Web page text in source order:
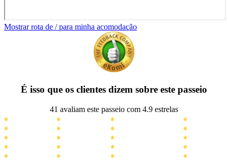
Mostrar rota de / para minha acomodação
É isso que os clientes dizem sobre este passeio
41 avaliam este passeio com 4.9 estrelas